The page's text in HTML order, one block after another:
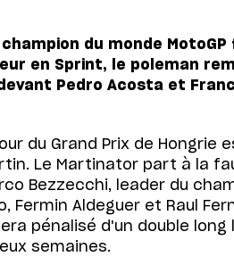
du monde
en Sprint, le poleman
Pedro Acosta et
du Grand Prix de Hongrie
Le Martinator part à la
Bezzecchi, leader du
Fermin Aldeguer et Raul
pénalisé d'un double long
semaines.